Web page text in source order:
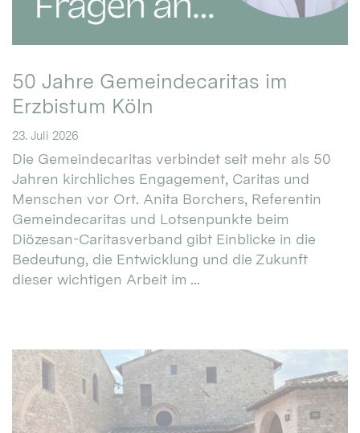
50 Jahre Gemeindecaritas im
Erzbistum Köln
23. Juli 2026
Die Gemeindecaritas verbindet seit mehr als 50
Jahren kirchliches Engagement, Caritas und
Menschen vor Ort. Anita Borchers, Referentin
Gemeindecaritas und Lotsenpunkte beim
Diözesan-Caritasverband gibt Einblicke in die
Bedeutung, die Entwicklung und die Zukunft
dieser wichtigen Arbeit im ...